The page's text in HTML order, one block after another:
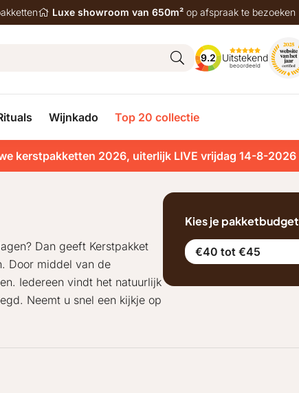
Luxe showroom van 650m² op afspraak te bezoeken
9.2 Uitstekend
beoordeeld
Wijnkado Top 20 collectie
kerstpakketten 2026, uiterlijk LIVE vrijdag 14-8-2026
Dan geeft Kerstpakket
Door middel van de
Iedereen vindt het natuurlijk
Neemt u snel een kijkje op
Kies je pakketbudget
€40 tot €45